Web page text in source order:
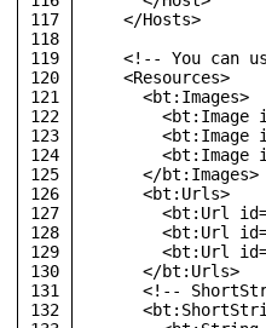
117
118
119
120
121
122
123
124
125
126
127
128
129
130
131
132
</Hosts>
<!-- You can
<Resources>
<bt:Images>
<bt:Image
<bt:Image
<bt:Image
</bt:Images>
<bt:Urls>
<bt:Url id
<bt:Url id
<bt:Url id
</bt:Urls>
<!--
<